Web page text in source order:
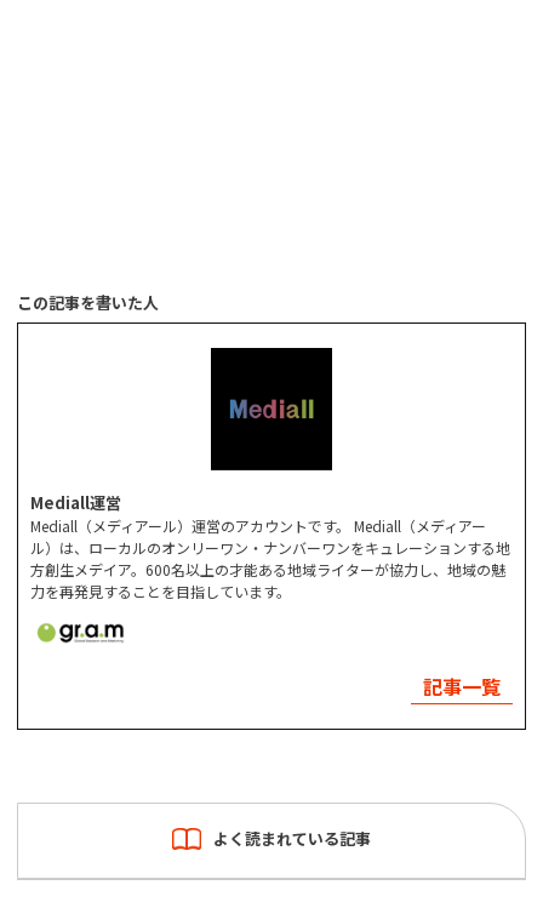
この記事を書いた人
Mediall運営
Mediall（メディアール）運営のアカウントです。 Mediall（メディアー
ル）は、ローカルのオンリーワン・ナンバーワンをキュレーションする地
方創生メデイア。600名以上の才能ある地域ライターが協力し、地域の魅
力を再発見することを目指しています。
記事一覧
よく読まれている記事